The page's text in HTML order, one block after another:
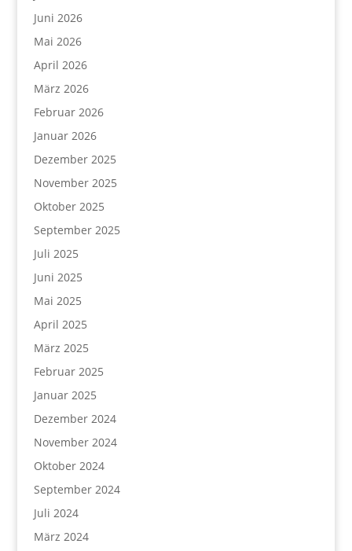
Juni 2026
Mai 2026
April 2026
März 2026
Februar 2026
Januar 2026
Dezember 2025
November 2025
Oktober 2025
September 2025
Juli 2025
Juni 2025
Mai 2025
April 2025
März 2025
Februar 2025
Januar 2025
Dezember 2024
November 2024
Oktober 2024
September 2024
Juli 2024
März 2024